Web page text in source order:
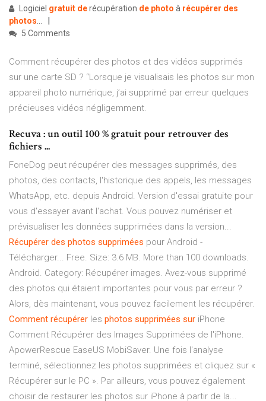
Logiciel gratuit derécupération de photo à récupérer des
photos...
5 Comments
Comment récupérer des photos et des vidéos supprimés
sur une carte SD ? “Lorsque je visualisais les photos sur mon
appareil photo numérique, j’ai supprimé par erreur quelques
précieuses vidéos négligemment.
Recuva : un outil 100 % gratuit pour retrouver des
fichiers ...
FoneDog peut récupérer des messages supprimés, des
photos, des contacts, l'historique des appels, les messages
WhatsApp, etc. depuis Android. Version d'essai gratuite pour
vous d'essayer avant l'achat. Vous pouvez numériser et
prévisualiser les données supprimées dans la version...
Récupérer des photos supprimées pour Android -
Télécharger... Free. Size: 3.6 MB. More than 100 downloads.
Android. Category: Récupérer images. Avez-vous supprimé
des photos qui étaient importantes pour vous par erreur ?
Alors, dès maintenant, vous pouvez facilement les récupérer.
Comment récupérer les photos supprimées sur iPhone
Comment Récupérer des Images Supprimées de l'iPhone.
ApowerRescue EaseUS MobiSaver. Une fois l'analyse
terminé, sélectionnez les photos supprimées et cliquez sur «
Récupérer sur le PC ». Par ailleurs, vous pouvez également
choisir de restaurer les photos sur iPhone à partir de la...